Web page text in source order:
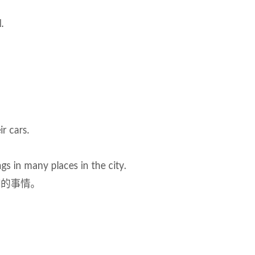
cars.
in many places in the city.
事情。